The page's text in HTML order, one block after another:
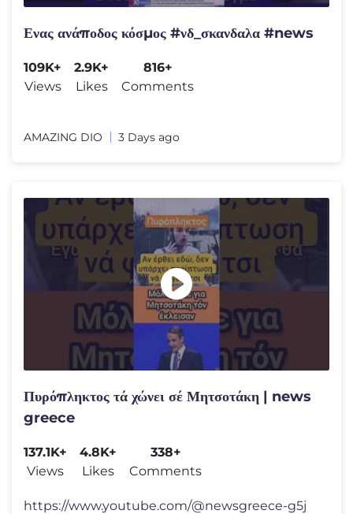
Ενας ανάποδος κόσμος #νδ_σκανδαλα #news
109K+
Views
2.9K+
Likes
816+
Comments
AMAZING DIO 3 Days ago
Πυρόπληκτος τά χώνει σέ Μητσοτάκη | news
greece
137.1K+
Views
4.8K+
Likes
338+
Comments
https://www.youtube.com/@newsgreece-g5j